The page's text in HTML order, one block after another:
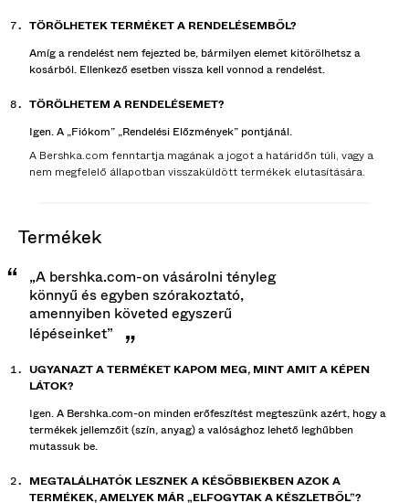
TÖRÖLHETEK TERMÉKET A RENDELÉSEMBŐL?
Amíg a rendelést nem fejezted be, bármilyen elemet kitörölhetsz a
kosárból. Ellenkező esetben vissza kell vonnod a rendelést.
TÖRÖLHETEM A RENDELÉSEMET?
Igen. A „Fiókom” „Rendelési Előzmények” pontjánál.
A Bershka.com fenntartja magának a jogot a határidőn túli, vagy a
nem megfelelő állapotban visszaküldött termékek elutasítására.
termékek
„A bershka.com-on vásárolni tényleg
könnyű és egyben szórakoztató,
amennyiben követed egyszerű
lépéseinket”
UGYANAZT A TERMÉKET KAPOM MEG, MINT AMIT A KÉPEN
LÁTOK?
Igen. A Bershka.com-on minden erőfeszítést megteszünk azért, hogy a
termékek jellemzőit (szín, anyag) a valósághoz lehető leghűbben
mutassuk be.
MEGTALÁLHATÓK LESZNEK A KÉSŐBBIEKBEN AZOK A
TERMÉKEK, AMELYEK MÁR „ELFOGYTAK A KÉSZLETBŐL”?